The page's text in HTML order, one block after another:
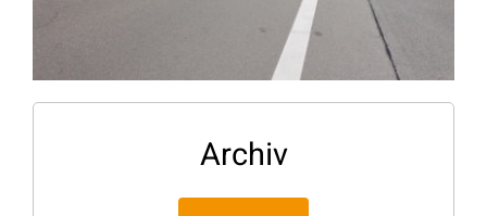
Archiv